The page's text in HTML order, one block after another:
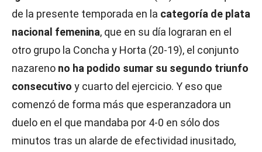
de la presente temporada en la categoría de plata
nacional femenina, que en su día lograran en el
otro grupo la Concha y Horta (20-19), el conjunto
nazareno no ha podido sumar su segundo triunfo
consecutivo y cuarto del ejercicio. Y eso que
comenzó de forma más que esperanzadora un
duelo en el que mandaba por 4-0 en sólo dos
minutos tras un alarde de efectividad inusitado,